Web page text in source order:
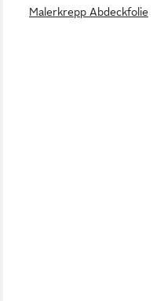
Malerkrepp Abdeckfolie